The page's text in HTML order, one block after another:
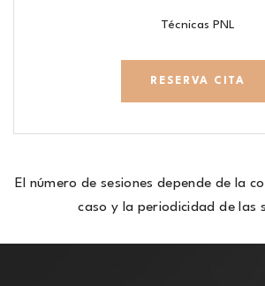
Técnicas PNL
RESERVA CITA
El número de sesiones depende de la
caso y la periodicidad de las